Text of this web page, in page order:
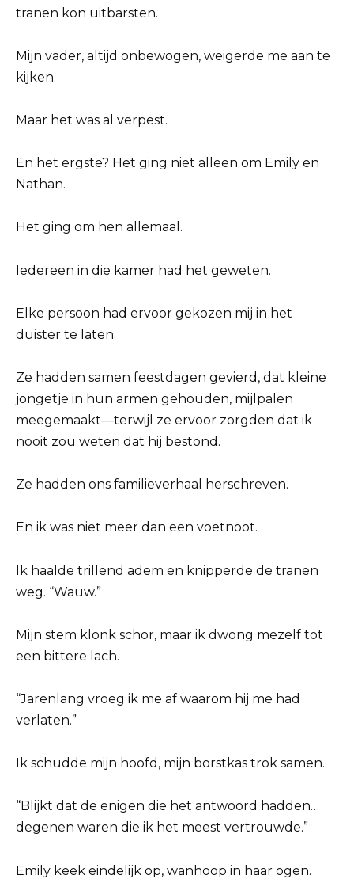
tranen kon uitbarsten.
Mijn vader, altijd onbewogen, weigerde me aan te
kijken.
Maar het was al verpest.
En het ergste? Het ging niet alleen om Emily en
Nathan.
Het ging om hen allemaal.
Iedereen in die kamer had het geweten.
Elke persoon had ervoor gekozen mij in het
duister te laten.
Ze hadden samen feestdagen gevierd, dat kleine
jongetje in hun armen gehouden, mijlpalen
meegemaakt—terwijl ze ervoor zorgden dat ik
nooit zou weten dat hij bestond.
Ze hadden ons familieverhaal herschreven.
En ik was niet meer dan een voetnoot.
Ik haalde trillend adem en knipperde de tranen
weg. “Wauw.”
Mijn stem klonk schor, maar ik dwong mezelf tot
een bittere lach.
“Jarenlang vroeg ik me af waarom hij me had
verlaten.”
Ik schudde mijn hoofd, mijn borstkas trok samen.
“Blijkt dat de enigen die het antwoord hadden…
degenen waren die ik het meest vertrouwde.”
Emily keek eindelijk op, wanhoop in haar ogen.